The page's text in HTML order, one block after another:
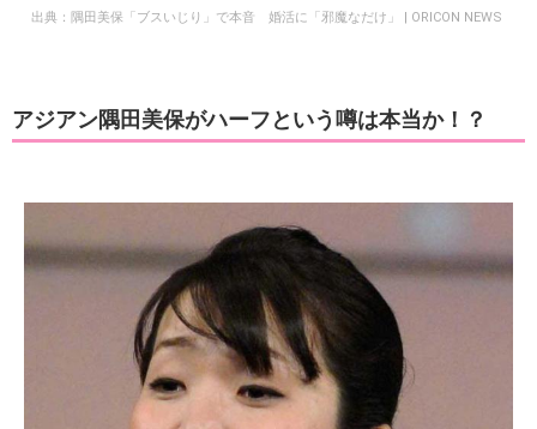
出典： 隅田美保「ブスいじり」で本音 婚活に「邪魔なだけ」 | ORICON NEWS
アジアン隅田美保がハーフという噂は本当か！？